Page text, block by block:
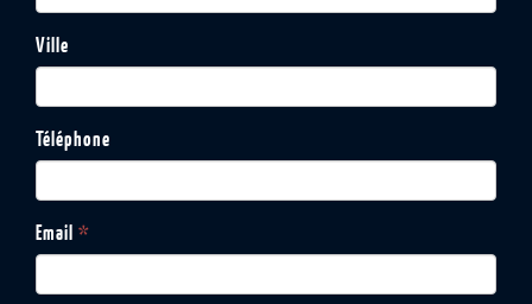
Ville
Téléphone
Email *